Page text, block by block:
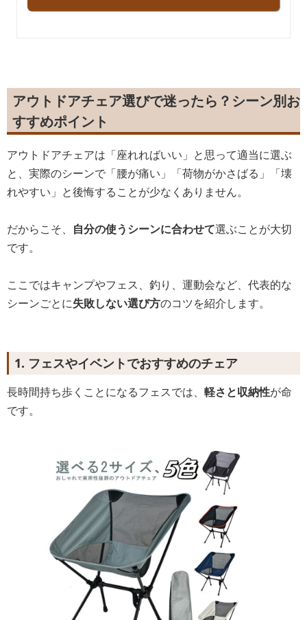
アウトドアチェア選びで迷ったら？シーン別お
すすめポイント
アウトドアチェアは「座れればいい」と思って適当に選ぶ
と、実際のシーンで「腰が痛い」「荷物がかさばる」「壊
れやすい」と後悔することが少なくありません。
だからこそ、 自分の使うシーンに合わせて選ぶことが大切
です。
ここではキャンプやフェス、釣り、運動会など、代表的な
シーンごとに失敗しない選び方のコツを紹介します。
1. フェスやイベントでおすすめのチェア
長時間持ち歩くことになるフェスでは、 軽さと収納性が命
です。